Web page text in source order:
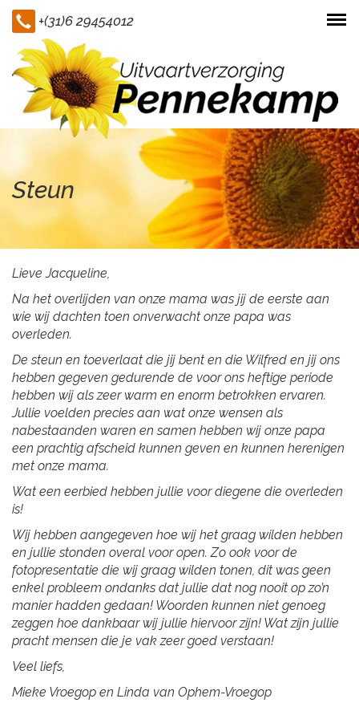
+(31)6 29454012
Steun
Lieve Jacqueline,
Na het overlijden van onze mama was jij de eerste aan
wie wij dachten toen onverwacht onze papa was
overleden.
De steun en toeverlaat die jij bent en die Wilfred en jij ons
hebben gegeven gedurende de voor ons heftige periode
hebben wij als zeer warm en enorm betrokken ervaren.
Jullie voelden precies aan wat onze wensen als
nabestaanden waren en samen hebben wij onze papa
een prachtig afscheid kunnen geven en kunnen herenigen
met onze mama.
Wat een eerbied hebben jullie voor diegene die overleden
is!
Wij hebben aangegeven hoe wij het graag wilden hebben
en jullie stonden overal voor open. Zo ook voor de
fotopresentatie die wij graag wilden tonen, dit was geen
enkel probleem ondanks dat jullie dat nog nooit op zo’n
manier hadden gedaan! Woorden kunnen niet genoeg
zeggen hoe dankbaar wij jullie hiervoor zijn! Wat zijn jullie
pracht mensen die je vak zeer goed verstaan!
Veel liefs,
Mieke Vroegop en Linda van Ophem-Vroegop